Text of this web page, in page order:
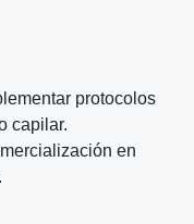
protocolos
capilar.
en